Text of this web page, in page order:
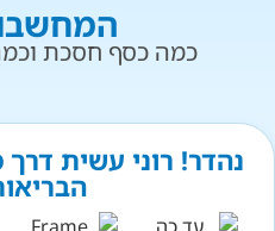
כמה כסף חסכת
נהדר! רוני עשית דרך